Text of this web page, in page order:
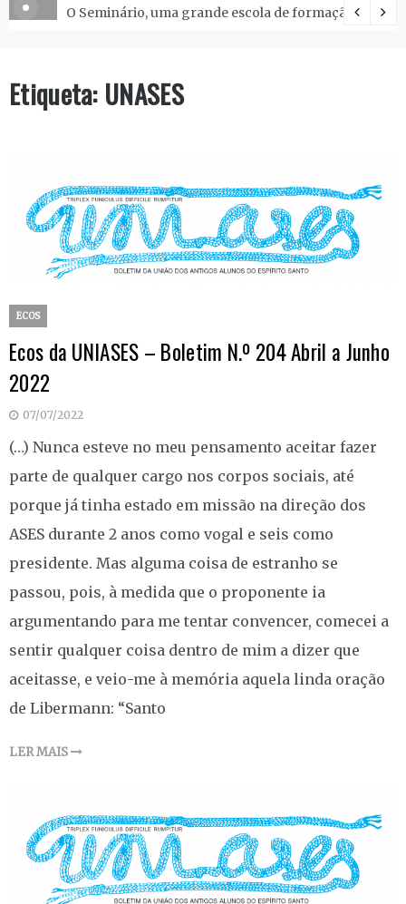
O Seminário, uma grande escola de formação.
Etiqueta: UNASES
ECOS
Ecos da UNIASES – Boletim N.º 204 Abril a Junho
2022
07/07/2022
(…) Nunca esteve no meu pensamento aceitar fazer
parte de qualquer cargo nos corpos sociais, até
porque já tinha estado em missão na direção dos
ASES durante 2 anos como vogal e seis como
presidente. Mas alguma coisa de estranho se
passou, pois, à medida que o proponente ia
argumentando para me tentar convencer, comecei a
sentir qualquer coisa dentro de mim a dizer que
aceitasse, e veio-me à memória aquela linda oração
de Libermann: “Santo
LER MAIS